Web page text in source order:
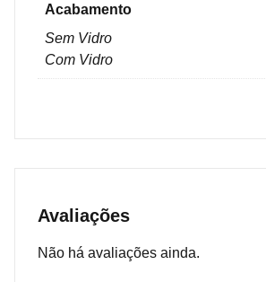
Acabamento
Sem Vidro
Com Vidro
Avaliações
Não há avaliações ainda.